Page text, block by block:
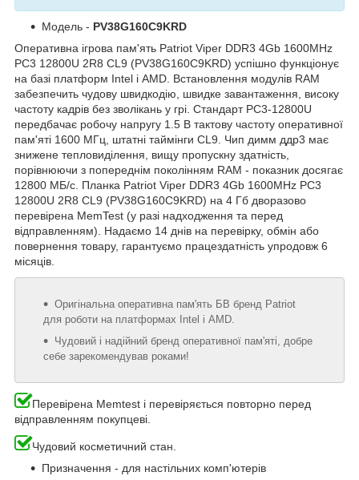
Модель - PV38G160C9KRD
Оперативна ігрова пам'ять Patriot Viper DDR3 4Gb 1600MHz
PC3 12800U 2R8 CL9 (PV38G160C9KRD) успішно функціонує
на базі платформ Intel і AMD. Встановлення модулів RAM
забезпечить чудову швидкодію, швидке завантаження, високу
частоту кадрів без зволікань у грі. Стандарт PC3-12800U
передбачає робочу напругу 1.5 В тактову частоту оперативної
пам'яті 1600 МГц, штатні таймінги CL9. Чип димм ддр3 має
знижене тепловиділення, вищу пропускну здатність,
порівнюючи з попереднім поколінням RAM - показник досягає
12800 МБ/с. Планка Patriot Viper DDR3 4Gb 1600MHz PC3
12800U 2R8 CL9 (PV38G160C9KRD) на 4 Гб дворазово
перевірена MemTest (у разі надходження та перед
відправленням). Надаємо 14 днів на перевірку, обмін або
повернення товару, гарантуємо працездатність упродовж 6
місяців.
Оригінальна оперативна пам'ять БВ бренд Patriot
для роботи на платформах Intel і AMD.
Чудовий і надійний бренд оперативної пам'яті, добре
себе зарекомендував роками!
Перевірена Memtest і перевіряється повторно перед
відправленням покупцеві.
Чудовий косметичний стан.
Призначення - для настільних комп'ютерів